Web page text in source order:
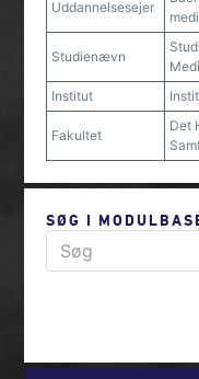
Uddannelsesejer
Studienævn
Institut
Fakultet
Det
SØG I